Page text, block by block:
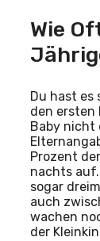
Wie
Du hast es
den ersten
Baby nicht
Prozent
nachts
sogar
auch
wachen
der